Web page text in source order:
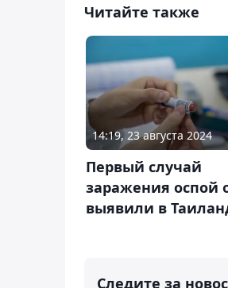
Читайте также
14:19, 23 августа 2024
Первый случай
заражения оспой
выявили в
Следите за